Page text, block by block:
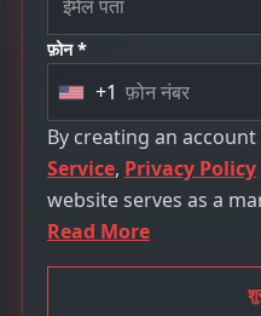
फ़ोन *
U
n
i
t
e
+1
By creating an
Service, Privacy Policy
website serves as a
Read More